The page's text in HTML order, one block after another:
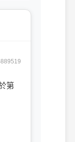
第